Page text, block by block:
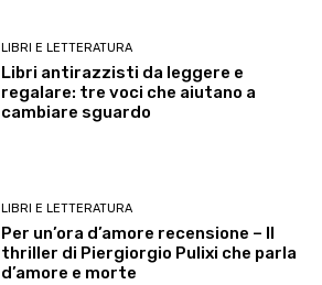
LIBRI E LETTERATURA
Libri antirazzisti da leggere e
regalare: tre voci che aiutano a
cambiare sguardo
LIBRI E LETTERATURA
Per un’ora d’amore recensione – Il
thriller di Piergiorgio Pulixi che parla
d’amore e morte